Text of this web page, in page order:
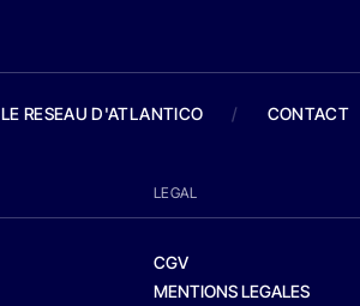
LE RESEAU D'ATLANTICO / CONTACT
LEGAL
CGV
MENTIONS LEGALES